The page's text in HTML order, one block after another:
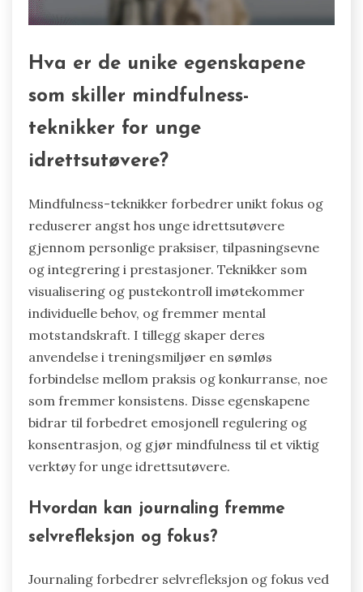
Hva er de unike egenskapene
som skiller mindfulness-
teknikker for unge
idrettsutøvere?
Mindfulness-teknikker forbedrer unikt fokus og
reduserer angst hos unge idrettsutøvere
gjennom personlige praksiser, tilpasningsevne
og integrering i prestasjoner. Teknikker som
visualisering og pustekontroll imøtekommer
individuelle behov, og fremmer mental
motstandskraft. I tillegg skaper deres
anvendelse i treningsmiljøer en sømløs
forbindelse mellom praksis og konkurranse, noe
som fremmer konsistens. Disse egenskapene
bidrar til forbedret emosjonell regulering og
konsentrasjon, og gjør mindfulness til et viktig
verktøy for unge idrettsutøvere.
Hvordan kan journaling fremme
selvrefleksjon og fokus?
Journaling forbedrer selvrefleksjon og fokus ved